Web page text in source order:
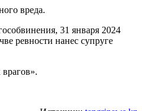
вреда.
31 января 2024
ревности нанес супруге